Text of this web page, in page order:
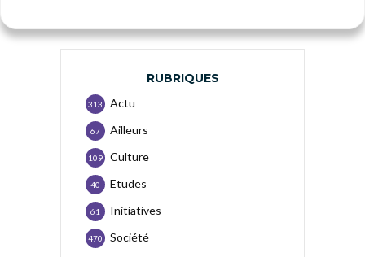
RUBRIQUES
Actu
313
Ailleurs
67
Culture
109
Etudes
40
Initiatives
61
Société
470